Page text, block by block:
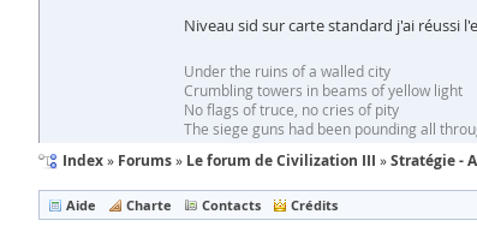
Niveau sid sur carte standard j'ai réussi
Under the ruins of a walled city
Crumbling towers in beams of yellow light
No flags of truce, no cries of pity
The siege guns had been pounding all
Index Forums Le forum de Civilization III Stratégie -
Aide Charte Contacts Crédits